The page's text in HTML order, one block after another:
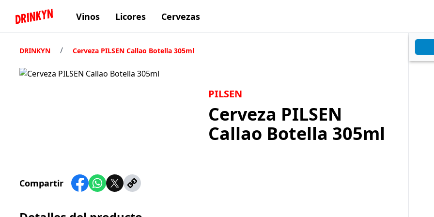
Inicio DrinkynVinos Licores Cervezas
DRINKYN / Cerveza PILSEN Callao Botella 305ml
PILSEN
Cerveza PILSEN
Callao Botella 305ml
Compartir